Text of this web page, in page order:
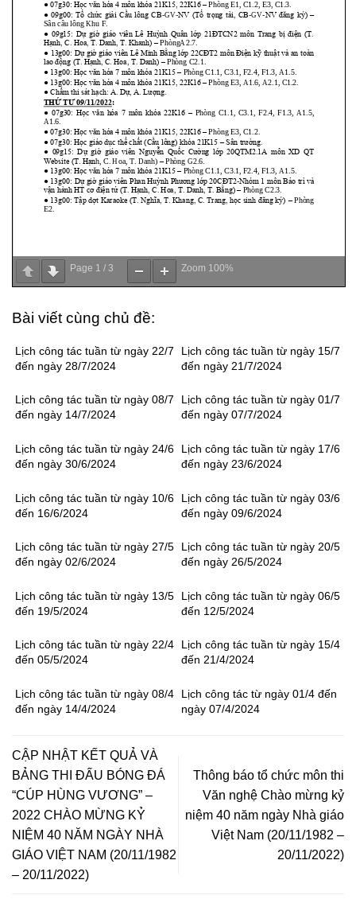
Page 1 / 3 Zoom 100%
Bài viết cùng chủ đề:
Lịch công tác tuần từ ngày 22/7
đến ngày 28/7/2024
Lịch công tác tuần từ ngày 15/7
đến ngày 21/7/2024
Lịch công tác tuần từ ngày 08/7
đến ngày 14/7/2024
Lịch công tác tuần từ ngày 01/7
đến ngày 07/7/2024
Lịch công tác tuần từ ngày 24/6
đến ngày 30/6/2024
Lịch công tác tuần từ ngày 17/6
đến ngày 23/6/2024
Lịch công tác tuần từ ngày 10/6
đến 16/6/2024
Lịch công tác tuần từ ngày 03/6
đến ngày 09/6/2024
Lịch công tác tuần từ ngày 27/5
đến ngày 02/6/2024
Lịch công tác tuần từ ngày 20/5
đến ngày 26/5/2024
Lịch công tác tuần từ ngày 13/5
đến 19/5/2024
Lịch công tác tuần từ ngày 06/5
đến 12/5/2024
Lịch công tác tuần từ ngày 22/4
đến 05/5/2024
Lịch công tác tuần từ ngày 15/4
đến 21/4/2024
Lịch công tác tuần từ ngày 08/4
đến ngày 14/4/2024
Lịch công tác từ ngày 01/4 đến
ngày 07/4/2024
CẬP NHẬT KẾT QUẢ VÀ
BẢNG THI ĐẤU BÓNG ĐÁ
“CÚP HÙNG VƯƠNG” –
2022 CHÀO MỪNG KỶ
NIỆM 40 NĂM NGÀY NHÀ
GIÁO VIỆT NAM (20/11/1982
– 20/11/2022)
Thông báo tổ chức môn thi
Văn nghệ Chào mừng kỷ
niệm 40 năm ngày Nhà giáo
Việt Nam (20/11/1982 –
20/11/2022)